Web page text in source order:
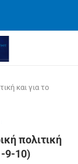
και για το
πολιτική
9-10)